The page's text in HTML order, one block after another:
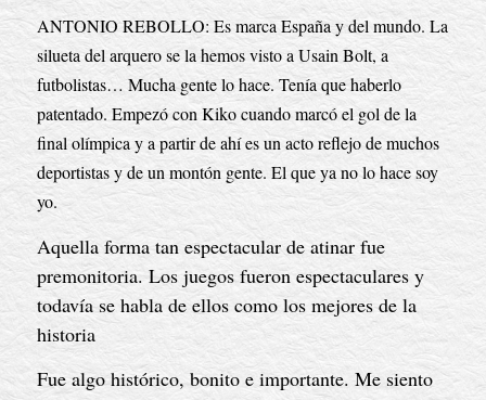
ANTONIO REBOLLO: Es marca España y del mundo. La
silueta del arquero se la hemos visto a Usain Bolt, a
futbolistas… Mucha gente lo hace. Tenía que haberlo
patentado. Empezó con Kiko cuando marcó el gol de la
final olímpica y a partir de ahí es un acto reflejo de muchos
deportistas y de un montón gente. El que ya no lo hace soy
yo.
Aquella forma tan espectacular de atinar fue
premonitoria. Los juegos fueron espectaculares y
todavía se habla de ellos como los mejores de la
historia
Fue algo histórico, bonito e importante. Me siento